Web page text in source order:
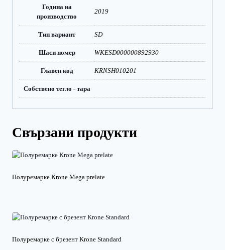
Година на
производство
2019
Тип вариант SD
Шаси номер WKESD000000892930
Главен код KRNSH010201
Собствено тегло - тара
Свързани продукти
Полуремарке Krone Mega prelate
Полуремарке с брезент Krone Standard